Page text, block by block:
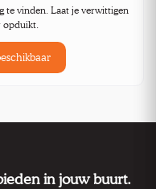
te vinden. Laat je verwittigen
opduikt.
in jouw buurt.